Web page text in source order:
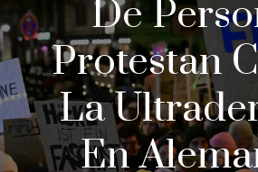
De
Protestan
La
En